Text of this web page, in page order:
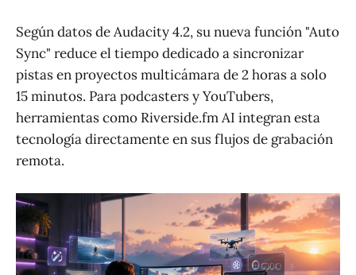
Según datos de Audacity 4.2, su nueva función "Auto
Sync" reduce el tiempo dedicado a sincronizar
pistas en proyectos multicámara de 2 horas a solo
15 minutos. Para podcasters y YouTubers,
herramientas como Riverside.fm AI integran esta
tecnología directamente en sus flujos de grabación
remota.